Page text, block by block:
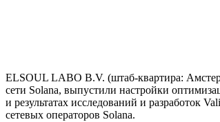
ELSOUL LABO B.V. (штаб-квартира:
сети Solana, выпустили настройки
и результатах исследований и разработок
сетевых операторов Solana.